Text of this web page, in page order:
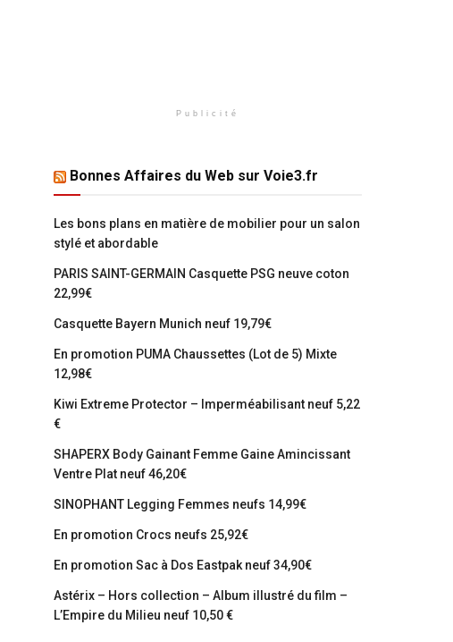
Publicité
Bonnes Affaires du Web sur Voie3.fr
Les bons plans en matière de mobilier pour un salon
stylé et abordable
PARIS SAINT-GERMAIN Casquette PSG neuve coton
22,99€
Casquette Bayern Munich neuf 19,79€
En promotion PUMA Chaussettes (Lot de 5) Mixte
12,98€
Kiwi Extreme Protector – Imperméabilisant neuf 5,22
€
SHAPERX Body Gainant Femme Gaine Amincissant
Ventre Plat neuf 46,20€
SINOPHANT Legging Femmes neufs 14,99€
En promotion Crocs neufs 25,92€
En promotion Sac à Dos Eastpak neuf 34,90€
Astérix – Hors collection – Album illustré du film –
L’Empire du Milieu neuf 10,50 €